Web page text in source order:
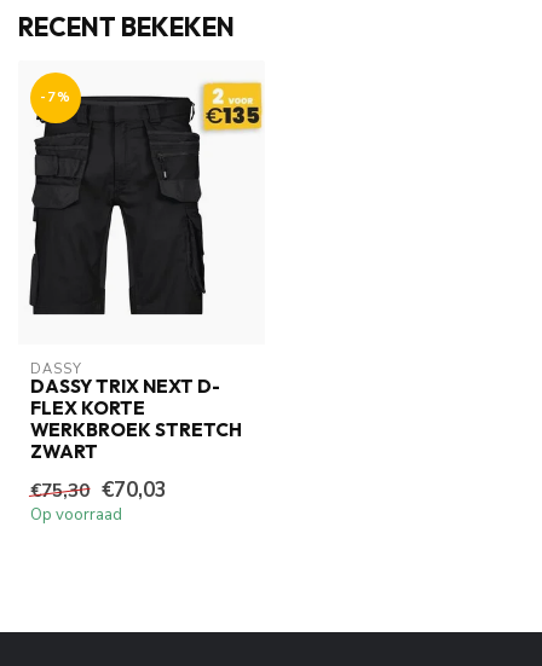
RECENT BEKEKEN
-7%
DASSY
DASSY TRIX NEXT D-
FLEX KORTE
WERKBROEK STRETCH
ZWART
€75,30 €70,03
Op voorraad